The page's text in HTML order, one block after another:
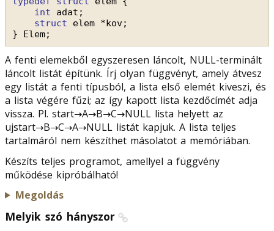
int
adat;
struct
elem *kov;
} Elem;
A fenti elemekből egyszeresen láncolt, NULL-terminált
láncolt listát építünk. Írj olyan függvényt, amely átvesz
egy listát a fenti típusból, a lista első elemét kiveszi, és
a lista végére fűzi; az így kapott lista kezdőcímét adja
vissza. Pl. start→A→B→C→NULL lista helyett az
ujstart→B→C→A→NULL listát kapjuk. A lista teljes
tartalmáról nem készíthet másolatot a memóriában.
Készíts teljes programot, amellyel a függvény
működése kipróbálható!
Megoldás
Melyik szó hányszor